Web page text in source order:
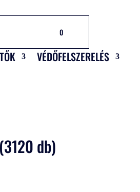
0
VÉDŐFELSZERELÉS
db)